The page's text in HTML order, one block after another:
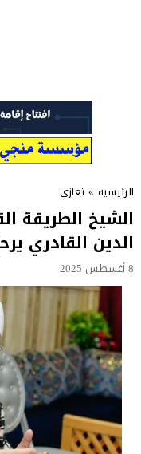
الرئيسية » تعازي
الشيخ الطريقة
الدين القادري
8 أغسطس 2025